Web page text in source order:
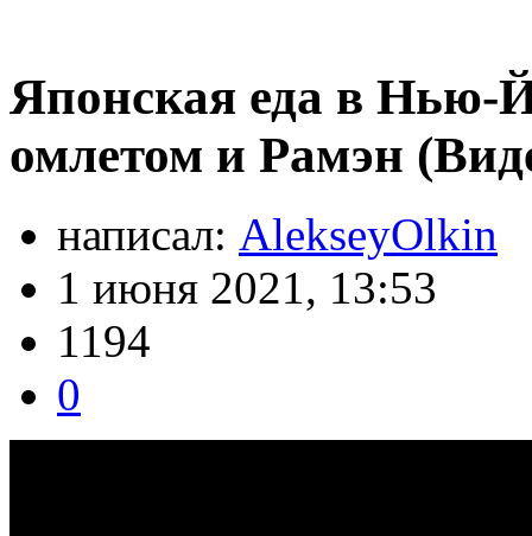
Японская еда в Нью-
омлетом и Рамэн
написал: AlekseyOlkin
1 июня 2021, 13:53
1194
0